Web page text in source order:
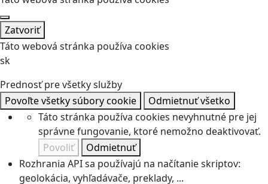
Zatvoriť
Táto webová stránka používa cookies
sk
Prednosť pre všetky služby
Povoľte všetky súbory cookie
Odmietnuť všetko
Táto stránka používa cookies nevyhnutné pre jej
správne fungovanie, ktoré nemožno deaktivovať.
Povoliť
Odmietnuť
Rozhrania API sa používajú na načítanie skriptov:
geolokácia, vyhľadávače, preklady, ...